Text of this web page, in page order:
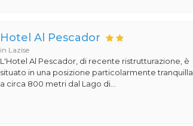
Hotel Al Pescador
in Lazise
L'Hotel Al Pescador, di recente ristrutturazione, è
situato in una posizione particolarmente tranquilla,
a circa 800 metri dal Lago di...